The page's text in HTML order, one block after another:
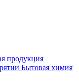
продукция
Бытовая химия